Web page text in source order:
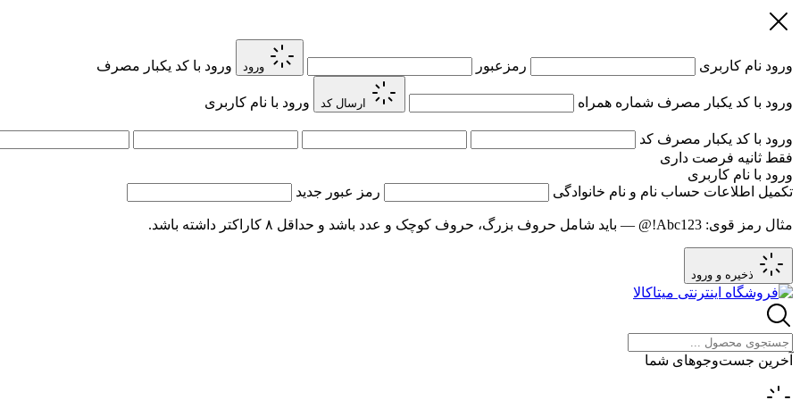
ورود نام کاربری رمزعبور ورود ورود با کد یکبار مصرف
ورود با کد یکبار مصرف شماره همراه ارسال کد ورود با نام کاربری
ورود با کد یکبار مصرف کد
فقط ثانیه فرصت داری
ورود با نام کاربری
تکمیل اطلاعات حساب نام و نام خانوادگی رمز عبور جدید
مثال رمز قوی: Abc123!@ — باید شامل حروف بزرگ، حروف کوچک و عدد باشد و حداقل ۸ کاراکتر داشته باشد.
ذخیره و ورود
آخرین جست‌وجوهای شما